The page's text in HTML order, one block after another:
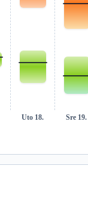
Uto 18. Sre 19.